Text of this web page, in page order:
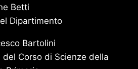
Betti
Dipartimento
Bartolini
del Corso di Scienze della